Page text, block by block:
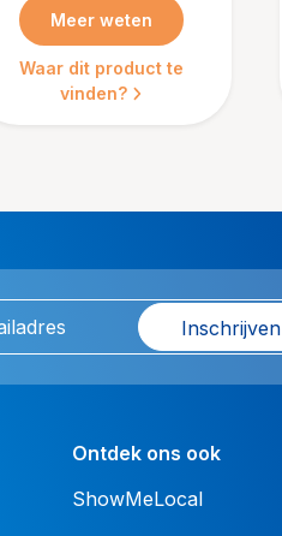
Meer weten
Waar dit product te
vinden?
Inschrijven
Ontdek ons ook
ShowMeLocal